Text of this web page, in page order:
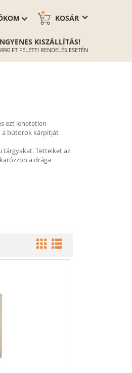
KOSÁR
0
KISZÁLLÍTÁS!
FT FELETTI RENDELÉS ESETÉN
ezt lehetetlen
a bútorok kárpitját
tárgyakat. Tetteiket az
a drága